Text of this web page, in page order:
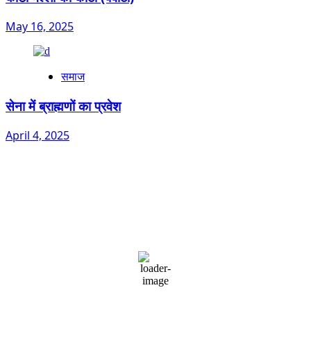
May 16, 2025
समाज
सेना में ब्राह्मणों का प्रवेश
April 4, 2025
92 %
1003 mb
1 mph